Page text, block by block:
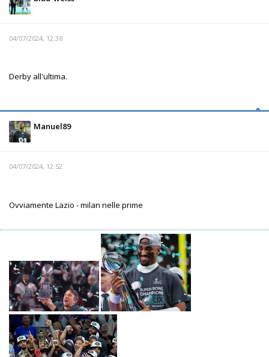
04/07/2024, 12:38
Derby all'ultima.
Manuel89
04/07/2024, 12:52
Ovviamente Lazio - milan nelle prime